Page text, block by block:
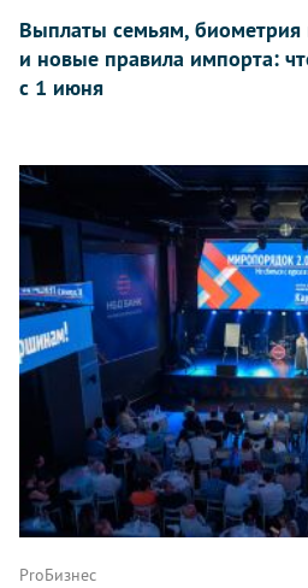
Выплаты семьям, биометрия
и новые правила импорта:
с 1 июня
ProБизнес